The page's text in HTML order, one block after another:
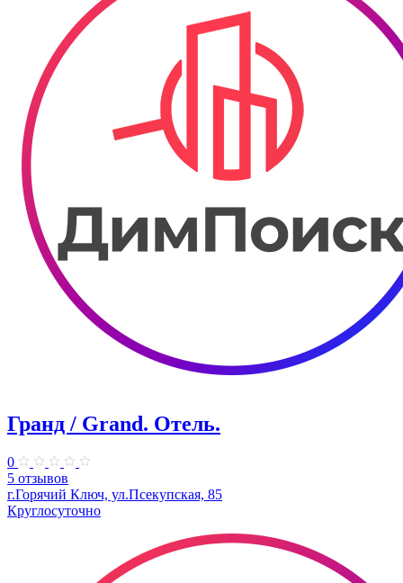
Гранд / Grand. Отель.
0
5 отзывов
г.Горячий Ключ, ул.Псекупская, 85
Круглосуточно